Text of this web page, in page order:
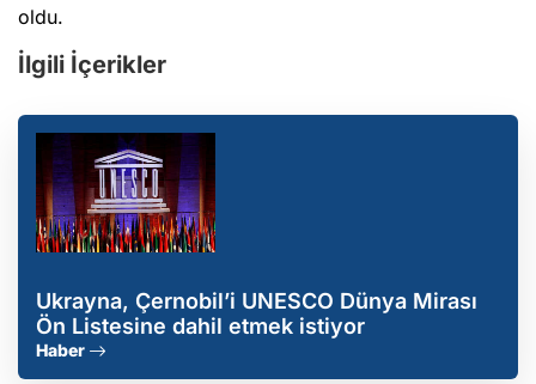
oldu.
İlgili İçerikler
Ukrayna, Çernobil’i UNESCO Dünya Mirası
Ön Listesine dahil etmek istiyor
Haber